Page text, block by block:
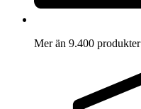
Mer än 9.400 produkter